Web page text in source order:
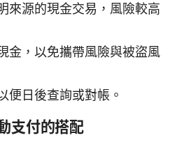
來源的現金交易，風險較高
金，以免攜帶風險與被盜風
便日後查詢或對帳。
支付的搭配